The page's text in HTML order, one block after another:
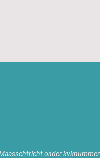
onder kvknummer